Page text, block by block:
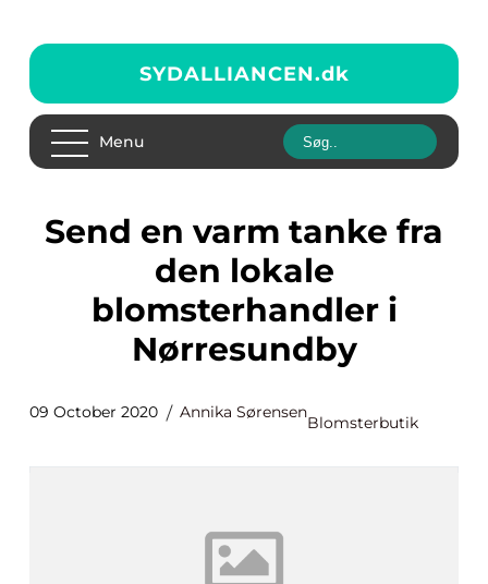
SYDALLIANCEN.dk
Menu
Send en varm tanke fra
den lokale
blomsterhandler i
Nørresundby
09 October 2020 Annika Sørensen
Blomsterbutik